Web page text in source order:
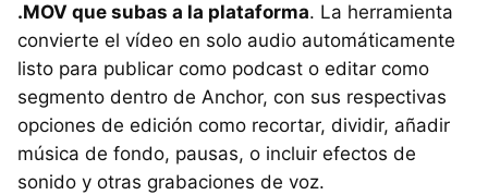
.MOV que subas a la plataforma. La herramienta
convierte el vídeo en solo audio automáticamente
listo para publicar como podcast o editar como
segmento dentro de Anchor, con sus respectivas
opciones de edición como recortar, dividir, añadir
música de fondo, pausas, o incluir efectos de
sonido y otras grabaciones de voz.